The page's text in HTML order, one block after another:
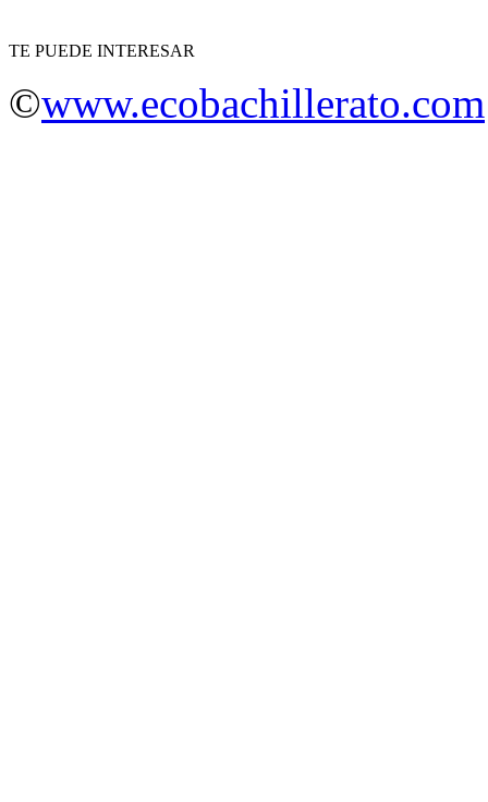
TE PUEDE INTERESAR
©www.ecobachillerato.com